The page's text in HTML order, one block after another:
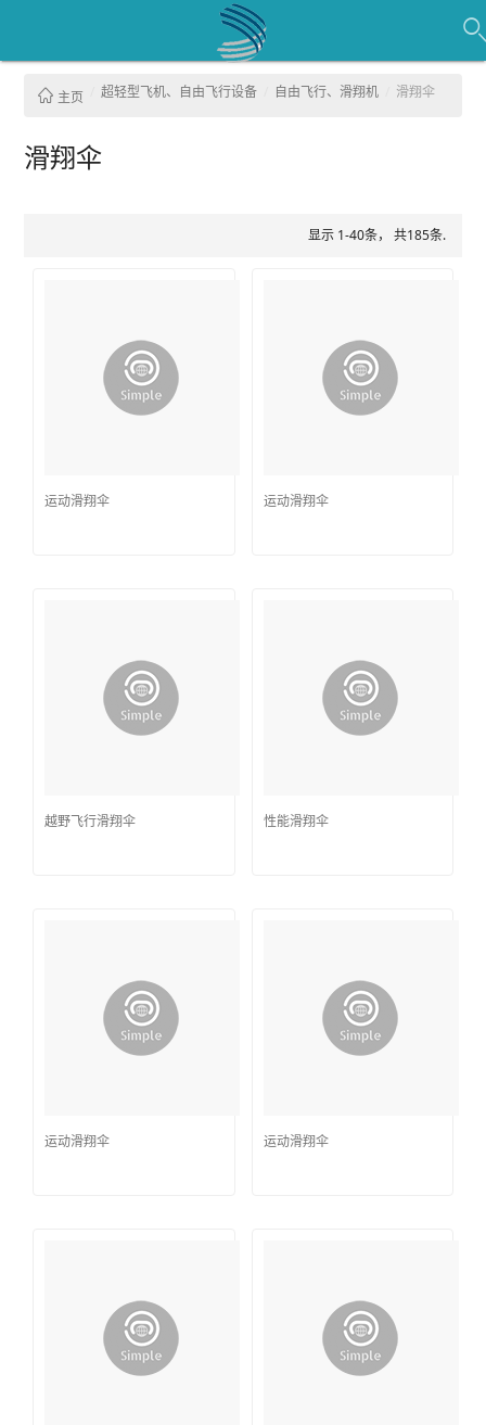
主页 超轻型飞机、自由飞行设备 自由飞行、滑翔机 滑翔伞
滑翔伞
显示 1-40条， 共185条.
运动滑翔伞 运动滑翔伞
越野飞行滑翔伞 性能滑翔伞
运动滑翔伞 运动滑翔伞